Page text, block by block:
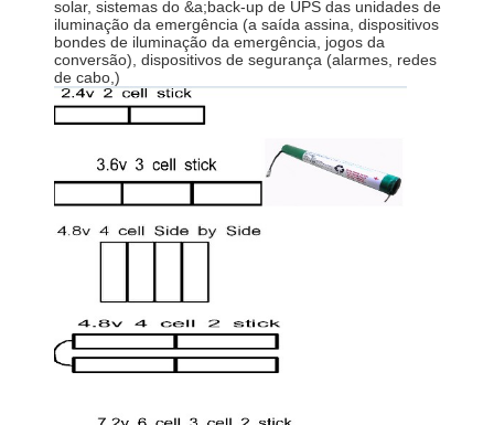
solar, sistemas do &a;back-up de UPS das unidades de
iluminação da emergência (a saída assina, dispositivos
bondes de iluminação da emergência, jogos da
conversão), dispositivos de segurança (alarmes, redes
de cabo,)